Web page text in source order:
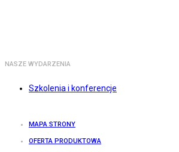
NASZE WYDARZENIA
Szkolenia i konferencje
MAPA STRONY
OFERTA PRODUKTOWA